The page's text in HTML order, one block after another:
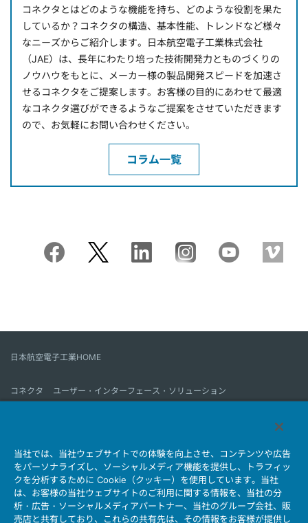
コネクタとはどのような機能を持ち、どのような役割を果た
しているか？コネクタの構造、基本性能、トレンドなど様々
なニーズからご紹介します。日本航空電子工業株式会社
（JAE）は、長年にわたり培った技術開発力とものづくりの
ノウハウをもとに、メーカー様の製品開発スピードを加速さ
せるコネクタをご提案します。お客様の目的にあわせて最適
なコネクタ選びができるようなご提案をさせていただきます
ので、お気軽にお問い合わせください。
コラム一覧
日本航空電子工業HOME
コネクタ
ユーザー・インターフェース・ソリューション
会社情報 サステナビリティ IR情報 採用情報
会社情報新着一覧
製品情報新着一覧
サイトマップ お問い合わせ
当社では、当社ウェブサイトでの体験を向上させ、コンテンツや広告
をパーソナライズし、ソーシャルメディア機能を提供し、トラフィッ
クを分析するために Cookie（クッキー）を使用しています。当社
は、お客様の当社ウェブサイトのご利用に関する情報を、当社の分
析・広告・ソーシャルメディアパートナー、当社のグループ会社、販
売店と共有しており、これらの共有先は、その情報をお客様が提供し